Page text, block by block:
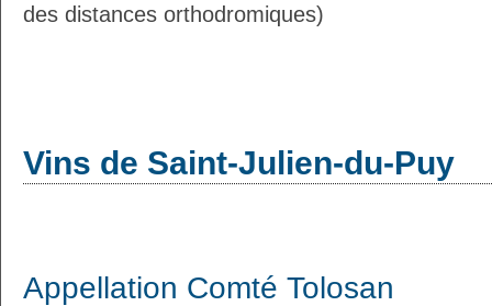
des distances orthodromiques)
Vins de Saint-Julien-du-Puy
Appellation Comté Tolosan